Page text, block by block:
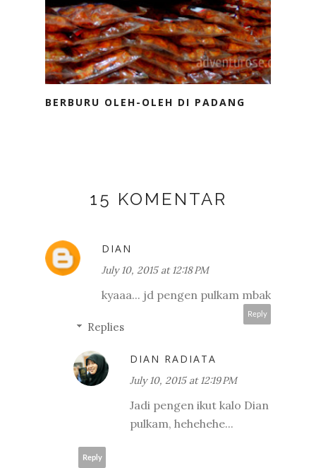
BERBURU OLEH-OLEH DI PADANG
15 KOMENTAR
DIAN
July 10, 2015 at 12:18 PM
kyaaa... jd pengen pulkam mbak
Reply
Replies
DIAN RADIATA
July 10, 2015 at 12:19 PM
Jadi pengen ikut kalo Dian
pulkam, hehehehe...
Reply